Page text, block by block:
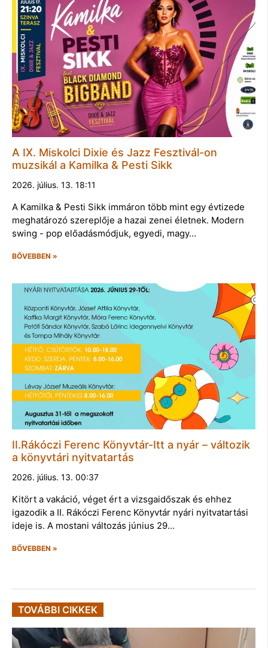
A IX. Miskolci Dixie és Jazz Fesztivál-on
muzsikál a Kamilka & Pesti Sikk
2026. július. 13. 18:11
A Kamilka & Pesti Sikk immáron több mint egy évtizede
meghatározó szereplője a hazai zenei életnek. Modern
swing - pop előadásmódjuk, egyedi, magy…
BŐVEBBEN »
II.Rákóczi Ferenc Könyvtár-Itt a nyár – változik
a könyvtári nyitvatartás
2026. július. 13. 00:37
Kitört a vakáció, véget ért a vizsgaidőszak és ehhez
igazodik a II. Rákóczi Ferenc Könyvtár nyári nyitvatartási
ideje is. A mostani változás június 29…
BŐVEBBEN »
TOVÁBBI CIKKEK